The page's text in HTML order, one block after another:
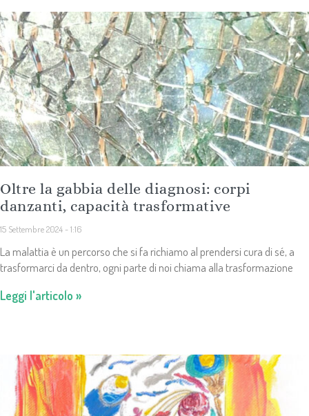
Oltre la gabbia delle diagnosi: corpi
danzanti, capacità trasformative
15 Settembre 2024 1:16
La malattia è un percorso che si fa richiamo al prendersi cura di sé, a
trasformarci da dentro, ogni parte di noi chiama alla trasformazione
Leggi l'articolo »